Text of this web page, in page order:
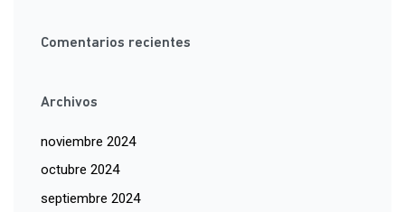
Comentarios recientes
Archivos
noviembre 2024
octubre 2024
septiembre 2024